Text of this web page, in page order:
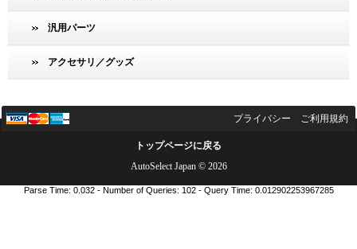
汎用パーツ
アクセサリ／グッズ
プライバシー ご利用規約
トップページに戻る
AutoSelect Japan © 2026
Parse Time: 0.032 - Number of Queries: 102 - Query Time: 0.012902253967285